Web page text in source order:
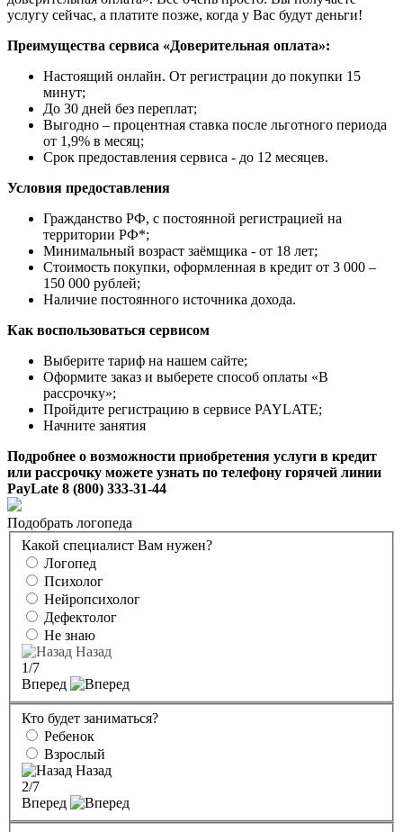
услугу сейчас, а платите позже, когда у Вас будут деньги!
Преимущества сервиса «Доверительная оплата»:
Настоящий онлайн. От регистрации до покупки 15
минут;
До 30 дней без переплат;
Выгодно – процентная ставка после льготного периода
от 1,9% в месяц;
Срок предоставления сервиса - до 12 месяцев.
Условия предоставления
Гражданство РФ, с постоянной регистрацией на
территории РФ*;
Минимальный возраст заёмщика - от 18 лет;
Стоимость покупки, оформленная в кредит от 3 000 –
150 000 рублей;
Наличие постоянного источника дохода.
Как воспользоваться сервисом
Выберите тариф на нашем сайте;
Оформите заказ и выберете способ оплаты «В
рассрочку»;
Пройдите регистрацию в сервисе PAYLATE;
Начните занятия
Подробнее о возможности приобретения услуги в кредит
или рассрочку можете узнать по телефону горячей линии
PayLate 8 (800) 333-31-44
Подобрать логопеда
Какой специалист Вам нужен?
Логопед
Психолог
Нейропсихолог
Дефектолог
Не знаю
Назад
1/7
Вперед
Кто будет заниматься?
Ребенок
Взрослый
Назад
2/7
Вперед